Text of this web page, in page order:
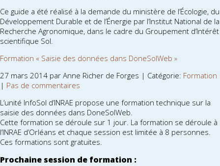
Ce guide a été réalisé à la demande du ministère de l’Écologie, du
Développement Durable et de l’Énergie par l’Institut National de la
Recherche Agronomique, dans le cadre du Groupement d’Intérêt
scientifique Sol.
Formation « Saisie des données dans DoneSolWeb »
27 mars 2014 par Anne Richer de Forges | Catégorie: Formation
| Pas de commentaires
L’unité InfoSol d’INRAE propose une formation technique sur la
saisie des données dans DoneSolWeb.
Cette formation se déroule sur 1 jour. La formation se déroule à
l’INRAE d’Orléans et chaque session est limitée à 8 personnes.
Ces formations sont gratuites.
Prochaine session de formation :